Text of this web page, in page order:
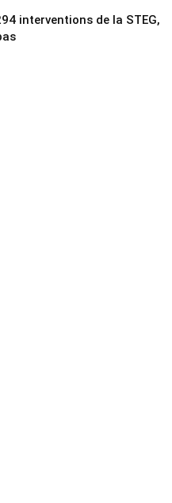
interventions de la STEG,